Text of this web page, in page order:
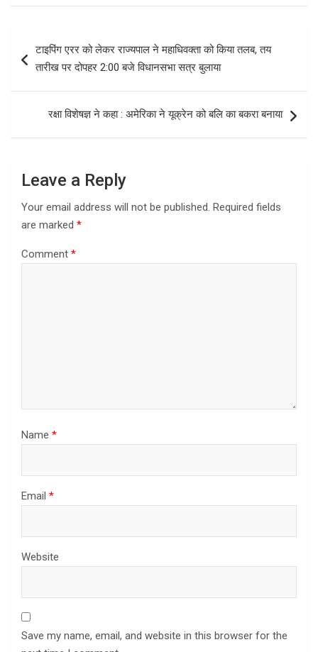
ce
b
o
k
st
d
n
ail ar
navigation
टाइपिंग एरर को लेकर राज्यपाल ने महाधिवक्ता को किया तलब, तय
तारीख पर दोपहर 2:00 बजे विधानसभा सत्र बुलाया
रक्षा विशेषज्ञ ने कहा : अमेरिका ने यूक्रेन को बलि का बकरा बनाया
Leave a Reply
Your email address will not be published. Required fields
are marked *
Comment *
Name *
Email *
Website
Save my name, email, and website in this browser for the